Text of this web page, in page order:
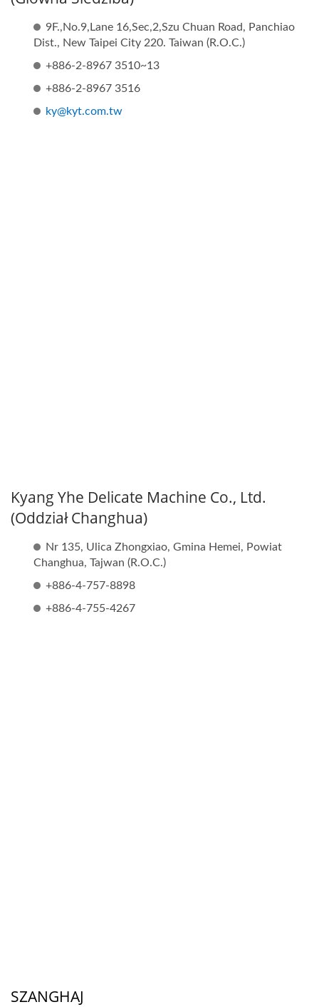
9F.,No.9,Lane 16,Sec,2,Szu Chuan Road, Panchiao
Dist., New Taipei City 220. Taiwan (R.O.C.)
+886-2-8967 3510~13
+886-2-8967 3516
ky@kyt.com.tw
Kyang Yhe Delicate Machine Co., Ltd.
(Oddział Changhua)
Nr 135, Ulica Zhongxiao, Gmina Hemei, Powiat
Changhua, Tajwan (R.O.C.)
+886-4-757-8898
+886-4-755-4267
SZANGHAJ